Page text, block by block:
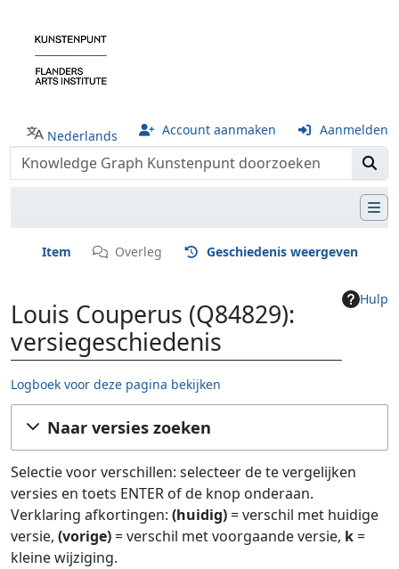
Nederlands Account aanmaken Aanmelden
Item Overleg Geschiedenis weergeven
Hulp
Louis Couperus (Q84829):
versiegeschiedenis
Logboek voor deze pagina bekijken
Ga naar:navigatie,zoeken
Naar versies zoeken
Selectie voor verschillen: selecteer de te vergelijken
versies en toets ENTER of de knop onderaan.
Verklaring afkortingen: (huidig)= verschil met huidige
versie, (vorige)= verschil met voorgaande versie, k=
kleine wijziging.